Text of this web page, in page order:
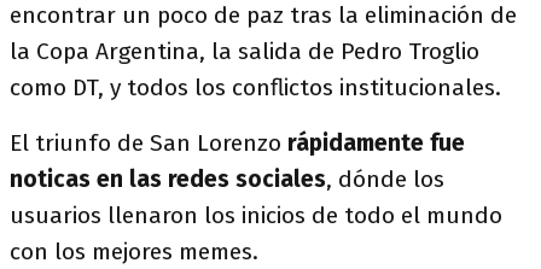
encontrar un poco de paz tras la eliminación de
la Copa Argentina, la salida de Pedro Troglio
como DT, y todos los conflictos institucionales.
El triunfo de San Lorenzo rápidamente fue
noticas en las redes sociales, dónde los
usuarios llenaron los inicios de todo el mundo
con los mejores memes.